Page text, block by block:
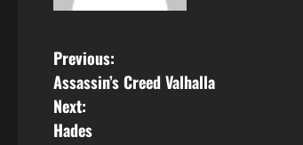
Previous:
Assassin’s Creed Valhalla
Next:
Hades